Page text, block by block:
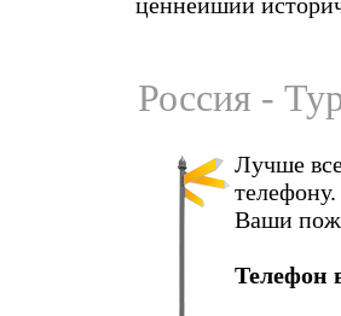
Россия -
Лучше
Ваши
Телефон